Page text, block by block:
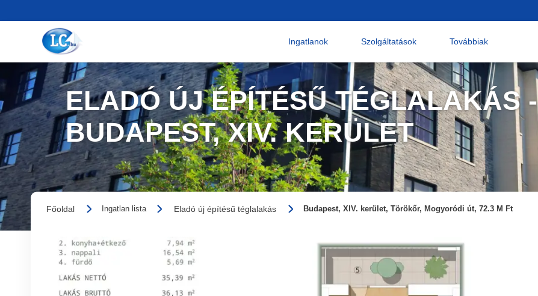
Ingatlanok Szolgáltatások Továbbiak
ELADÓ ÚJ ÉPÍTÉSŰ TÉGLALAKÁS -
BUDAPEST, XIV. KERÜLET
Főoldal Ingatlan lista Eladó új építésű téglalakás Budapest, XIV. kerület, Törökőr, Mogyoródi út, 72.3 M Ft